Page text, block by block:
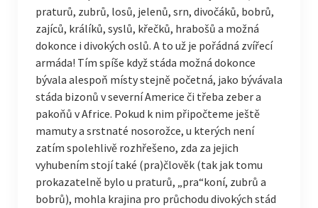
praturů, zubrů, losů, jelenů, srn, divočáků, bobrů,
zajíců, králíků, syslů, křečků, hrabošů a možná
dokonce i divokých oslů. A to už je pořádná zvířecí
armáda! Tím spíše když stáda možná dokonce
bývala alespoň místy stejně početná, jako bývávala
stáda bizonů v severní Americe či třeba zeber a
pakoňů v Africe. Pokud k nim připočteme ještě
mamuty a srstnaté nosorožce, u kterých není
zatím spolehlivě rozhřešeno, zda za jejich
vyhubením stojí také (pra)člověk (tak jak tomu
prokazatelně bylo u praturů, „pra“koní, zubrů a
bobrů), mohla krajina pro průchodu divokých stád